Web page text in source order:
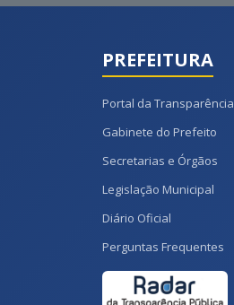
PREFEITURA
Portal da Transparência
Gabinete do Prefeito
Secretarias e Órgãos
Legislação Municipal
Diário Oficial
Perguntas Frequentes